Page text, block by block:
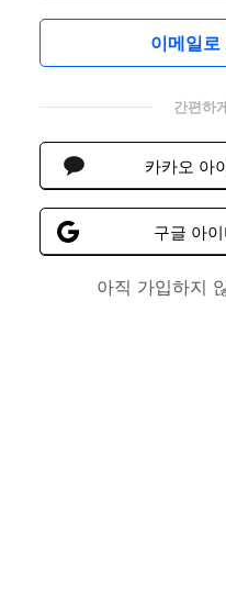
이메일로
간편하
카카오 아
구글 아
아직 가입하지